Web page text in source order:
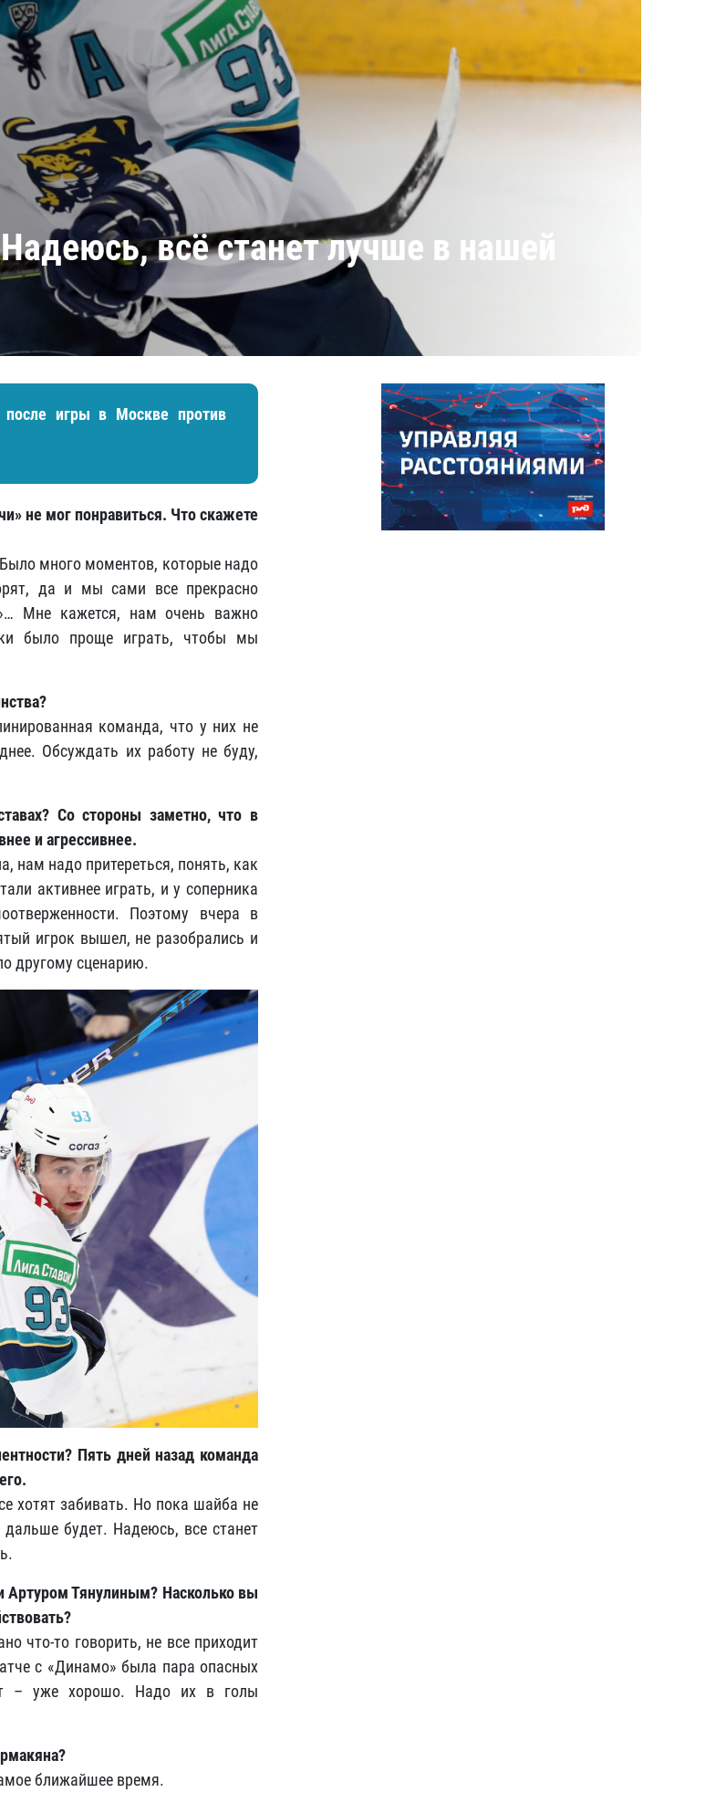
Юлаев
всё станет лучше в нашей
игры в Москве против
не мог понравиться. Что скажете
много моментов, которые надо
да и мы сами все прекрасно
Мне кажется, нам очень важно
было проще играть, чтобы мы
команда, что у них не
Обсуждать их работу не буду,
Со стороны заметно, что в
и агрессивнее.
нам надо притереться, понять, как
активнее играть, и у соперника
Поэтому вчера в
игрок вышел, не разобрались и
другому сценарию.
Пять дней назад команда
хотят забивать. Но пока шайба не
будет. Надеюсь, все станет
Артуром Тянулиным? Насколько вы
что-то говорить, не все приходит
с «Динамо» была пара опасных
– уже хорошо. Надо их в голы
ближайшее время.